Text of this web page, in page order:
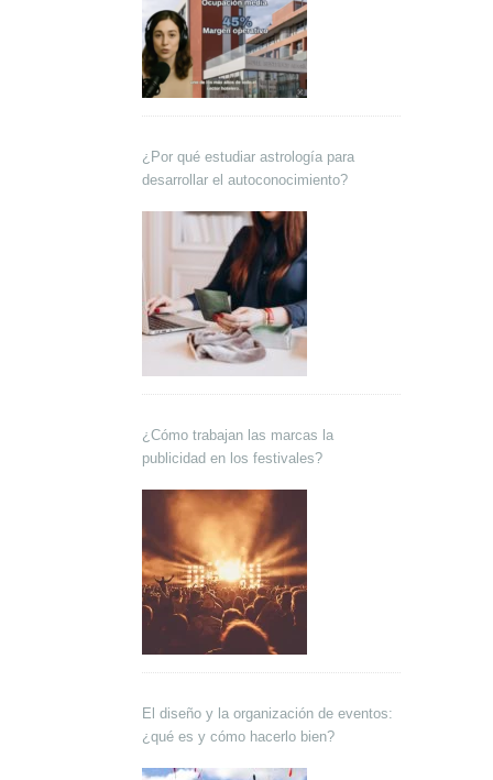
¿Por qué estudiar astrología para
desarrollar el autoconocimiento?
¿Cómo trabajan las marcas la
publicidad en los festivales?
El diseño y la organización de eventos:
¿qué es y cómo hacerlo bien?